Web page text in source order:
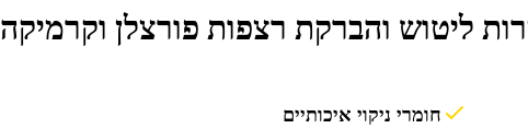
ליטוש והברקת רצפות פורצלן וקרמיקה
חומרי ניקוי איכותיים